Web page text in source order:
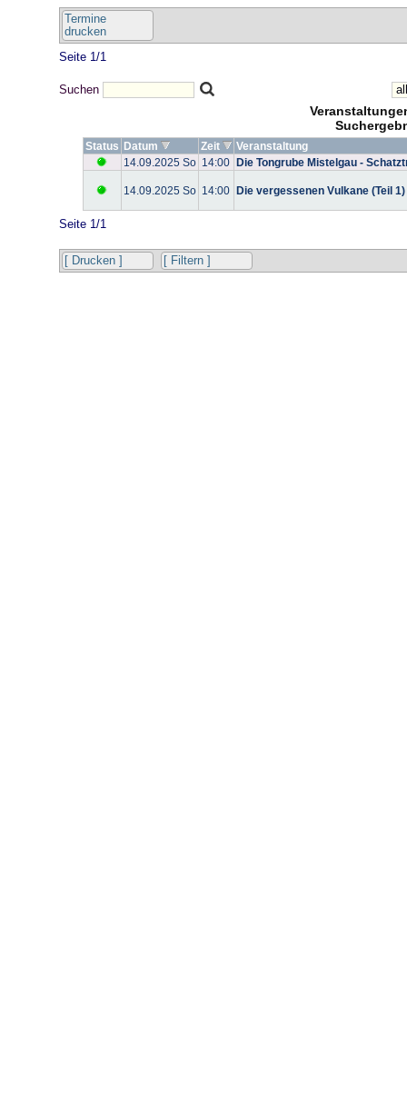
Termine
drucken
Seite 1/1
Suchen
Status Datum Zeit
Veranstaltung
14.09.2025 So 14:00 Die Tongrube Mistelgau -
14.09.2025 So 14:00 Die vergessenen Vulkane (Teil
Seite 1/1
[ Drucken ] [ Filtern ]